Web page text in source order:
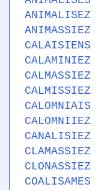
ANIMALISEZ
ANIMASSIEZ
CALAISIENS
CALAMINIEZ
CALMASSIEZ
CALMISSIEZ
CALOMNIAIS
CALOMNIIEZ
CANALISIEZ
CLAMASSIEZ
CLONASSIEZ
COALISAMES